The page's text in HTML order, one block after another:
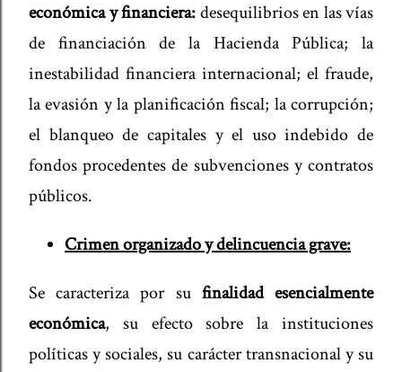
económica y financiera:desequilibrios en las vías
de financiación de la Hacienda Pública; la
inestabilidad financiera internacional; el fraude,
la evasión y la planificación fiscal; la corrupción;
el blanqueo de capitales y el uso indebido de
fondos procedentes de subvenciones y contratos
públicos.
Crimen organizado y delincuencia grave:
Se caracteriza por su finalidad esencialmente
económica, su efecto sobre la instituciones
políticas y sociales, su carácter transnacional y su